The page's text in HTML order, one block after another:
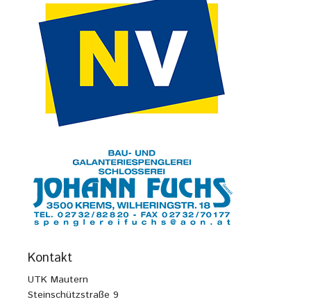
Kontakt
UTK Mautern
Steinschützstraße 9